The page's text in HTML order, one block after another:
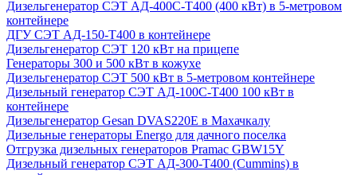
Дизельгенератор СЭТ АД-400С-Т400 (400 кВт) в 5-метровом
контейнере
ДГУ СЭТ АД-150-Т400 в контейнере
Дизельгенератор СЭТ 120 кВт на прицепе
Генераторы 300 и 500 кВт в кожухе
Дизельгенератор СЭТ 500 кВт в 5-метровом контейнере
Дизельный генератор СЭТ АД-100С-Т400 100 кВт в
контейнере
Дизельгенератор Gesan DVAS220E в Махачкалу
Дизельные генераторы Energo для дачного поселка
Отгрузка дизельных генераторов Pramac GВW15Y
Дизельный генератор СЭТ АД-300-Т400 (Cummins) в